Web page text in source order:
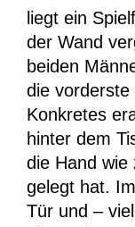
liegt ein
der Wand
beiden
die
Konkretes
hinter dem
die Hand wie
gelegt hat.
Tür und –